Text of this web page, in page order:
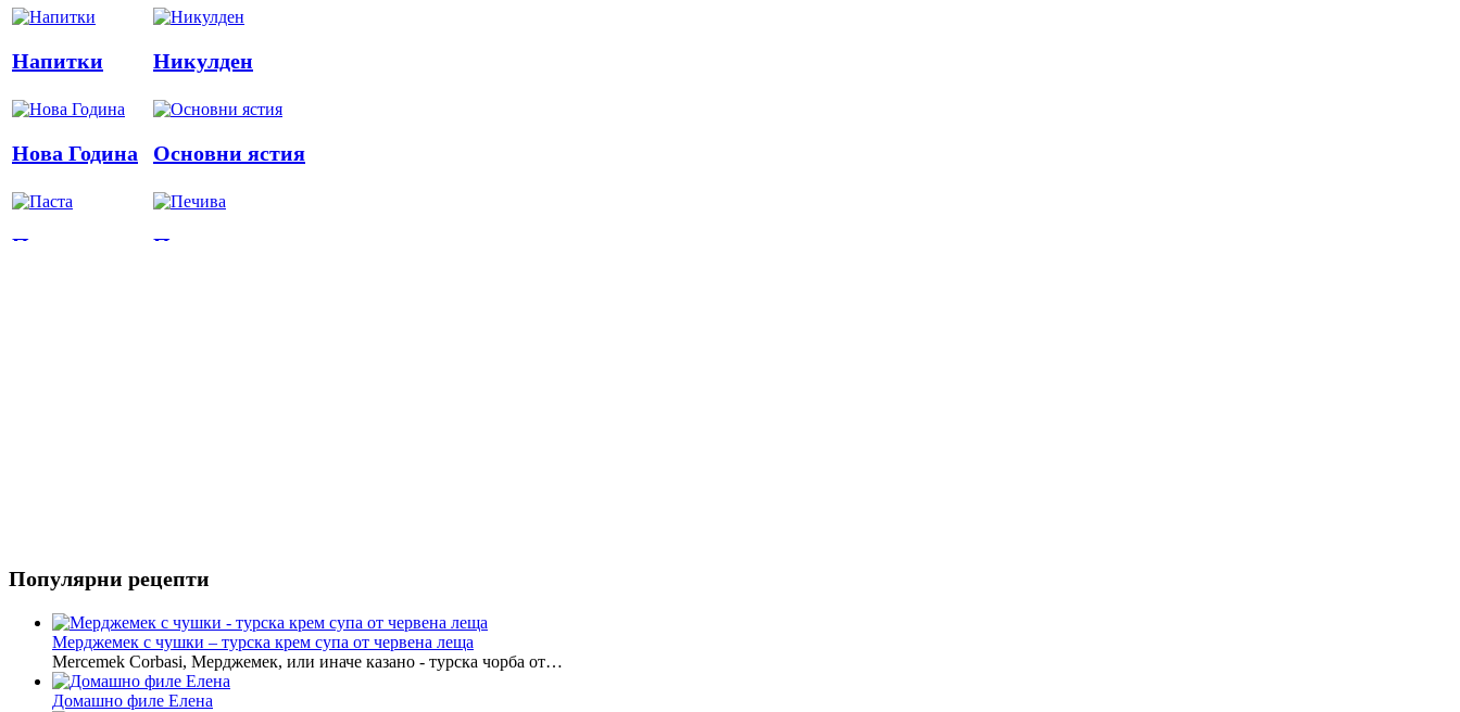
Напитки Никулден
Нова Година Основни ястия
Паста Печива
Популярни рецепти
Мерджемек с чушки – турска крем супа от червена леща
Mercemek Corbasi, Мерджемек, или иначе казано - турска чорба от…
Домашно филе Елена